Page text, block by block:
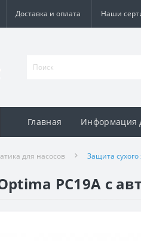
Доставка и оплата Наши
Главная Информация
для насосов Защита
PC19A c